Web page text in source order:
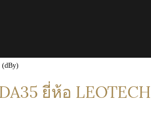
ยี่ห้อ LEOTECH